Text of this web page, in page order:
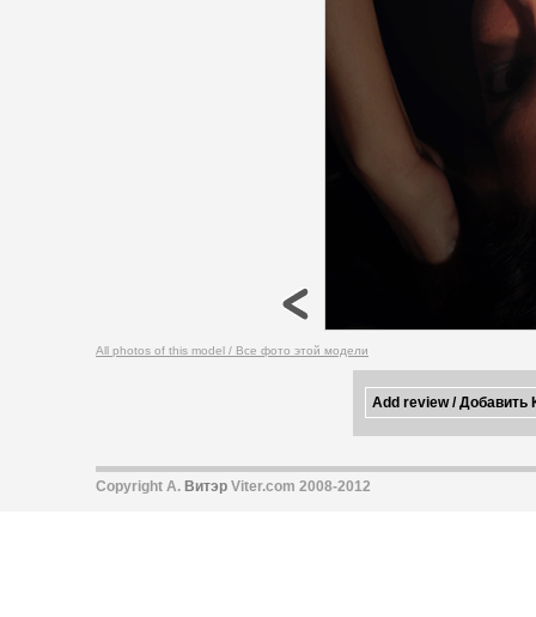
All photos of this model / Все фото этой модели
Copyright А. Витэр Viter.com 2008-2012